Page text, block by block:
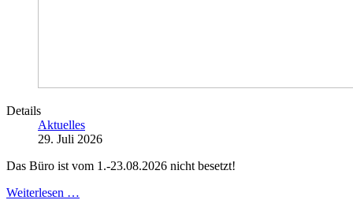
Details
Aktuelles
29. Juli 2026
Das Büro ist vom 1.-23.08.2026 nicht besetzt!
Weiterlesen …